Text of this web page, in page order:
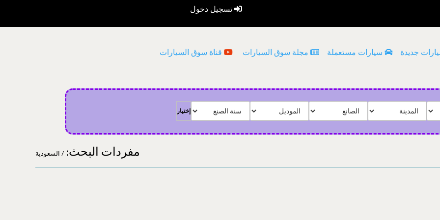
تسجيل دخول
جديدة سيارات مستعملة مجلة سوق السيارات قناة سوق السيارات
مفردات البحث: / السعودية